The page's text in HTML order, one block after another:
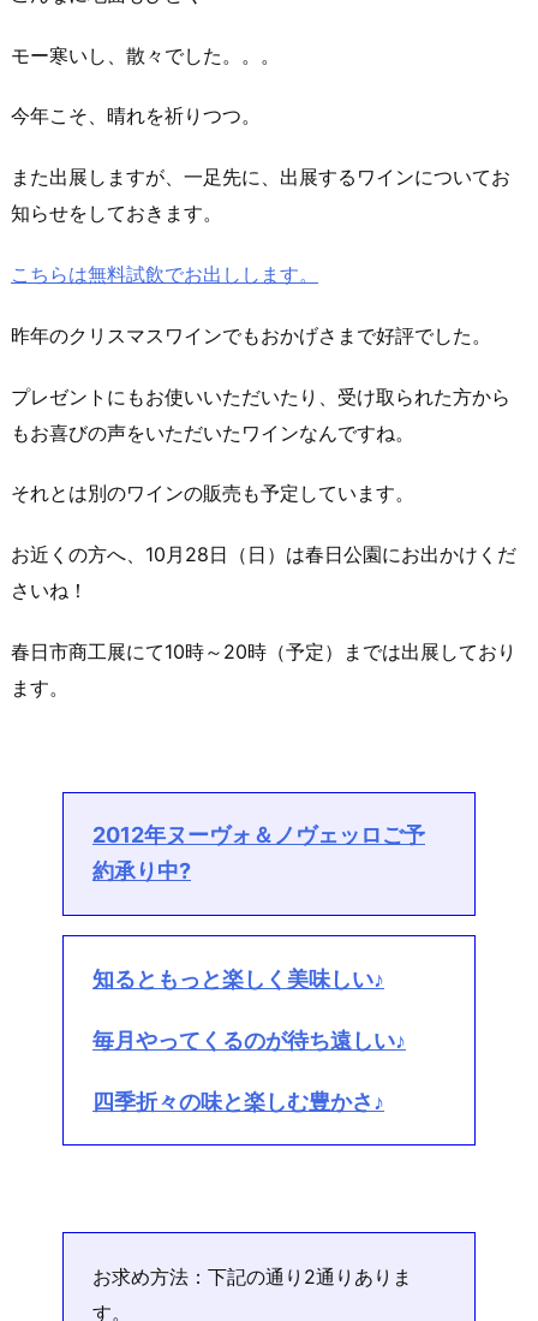
モー寒いし、散々でした。。。
今年こそ、晴れを祈りつつ。
また出展しますが、一足先に、出展するワインについてお
知らせをしておきます。
こちらは無料試飲でお出しします。
昨年のクリスマスワインでもおかげさまで好評でした。
プレゼントにもお使いいただいたり、受け取られた方から
もお喜びの声をいただいたワインなんですね。
それとは別のワインの販売も予定しています。
お近くの方へ、10月28日（日）は春日公園にお出かけくだ
さいね！
春日市商工展にて10時～20時（予定）までは出展しており
ます。
2012年ヌーヴォ＆ノヴェッロご予
約承り中?
知るともっと楽しく美味しい♪
毎月やってくるのが待ち遠しい♪
四季折々の味と楽しむ豊かさ♪
お求め方法：下記の通り2通りありま
す。